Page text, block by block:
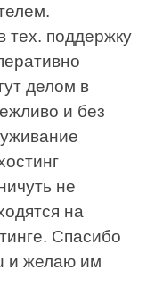
тех. поддержку
делом в
и без
не
на
Спасибо
и желаю им